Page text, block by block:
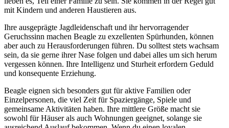
mit Kindern und anderen Haustieren aus.
Ihre ausgeprägte Jagdleidenschaft und ihr hervorragender
Geruchssinn machen Beagle zu exzellenten Spürhunden, können
aber auch zu Herausforderungen führen. Du solltest stets wachsam
sein, da sie gerne ihrer Nase folgen und dabei alles um sich herum
vergessen können. Ihre Intelligenz und Sturheit erfordern Geduld
und konsequente Erziehung.
Beagle eignen sich besonders gut für aktive Familien oder
Einzelpersonen, die viel Zeit für Spaziergänge, Spiele und
gemeinsame Aktivitäten haben. Ihre mittlere Größe macht sie
sowohl für Häuser als auch Wohnungen geeignet, solange sie